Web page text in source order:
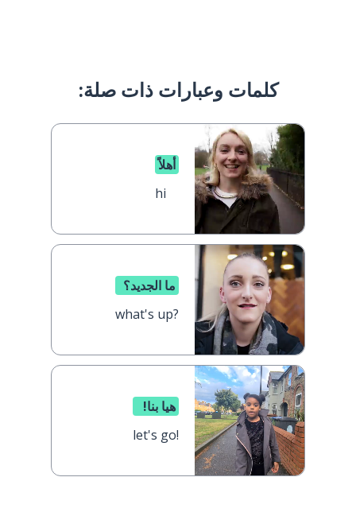
كلمات وعبارات ذات صلة:
أهلاً
hi
ما الجديد؟
what's up?
هيا بنا!
let's go!